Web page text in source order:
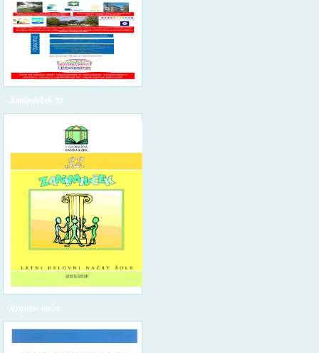
Zanimivček 32
Vzgojni načrt